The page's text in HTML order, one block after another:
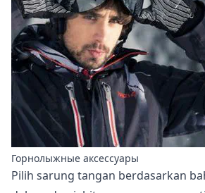
Горнолыжные аксессуары
Pilih sarung tangan berdasarkan